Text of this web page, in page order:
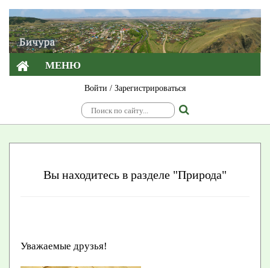
МЕНЮ
Войти / Зарегистрироваться
Вы находитесь в разделе "Природа"
Уважаемые друзья!